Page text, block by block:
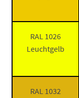
RAL 1026
Leuchtgelb
RAL 1032